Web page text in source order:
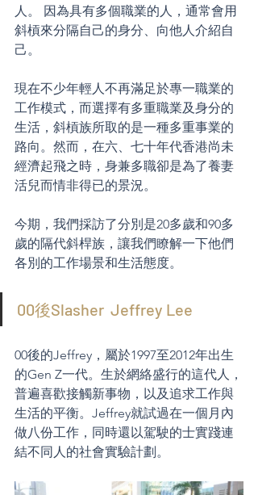
人。 因為具有多個職業的人，通常會用
斜槓來分隔自己的身分、向他人介紹自
己。
現在不少年輕人不再滿足於專一職業的
工作模式，而選擇有多重職業及身分的
生活，斜槓族所取的是一種多重事業的
路向。然而，在六、七十年代香港尚未
經濟起飛之時，身兼多職卻是為了養妻
活兒而情非得已的景況。
今期，我們採訪了分別是20多歲和90多
歲的隔代斜桿族，讓我們瞭解一下他們
各別的工作場景和生活態度。
00後Slasher  Jeffrey Lee
00後的Jeffrey，屬於1997至2012年出生
的Gen Z一代。生於網絡盛行的這代人，
普遍喜歡接觸新事物，以及追求工作與
生活的平衡。Jeffrey就試過在一個月內
做八份工作，同時還以駕駛的士實踐連
結不同人的社會實驗計劃。